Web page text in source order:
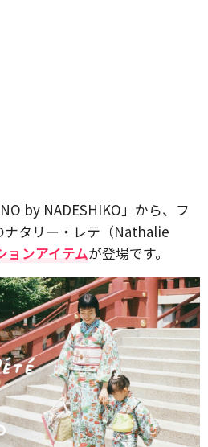
by NADESHIKO」から、フ
ナタリー・レテ（Nathalie
ョンアイテムが登場です。